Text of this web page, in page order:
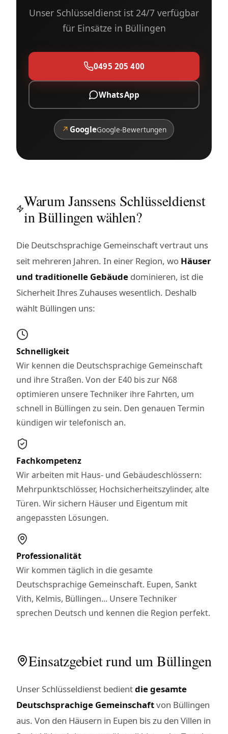
Unser Schlüsseldienst ist 24/7 verfügbar
für Einsätze in Büllingen
0495 205 400
WhatsApp
↗ GoogleGoogle-Bewertungen
Warum Janssens Schlüsseldienst
in Büllingen wählen?
Die Deutschsprachige Gemeinschaft vertraut uns
seit mehreren Jahren. In einer Region, wo Häuser
und traditionelle Gebäude dominieren, ist die
Sicherheit Ihres Zuhauses wesentlich. Deshalb
wählt Büllingen uns:
Schnelligkeit
Wir kennen die Deutschsprachige Gemeinschaft
und ihre Straßen. Von der E40 bis zur N68
optimieren unsere Techniker ihre Fahrten, um
schnell in Büllingen zu sein. Den genauen Termin
kündigen wir telefonisch an.
Fachkompetenz
Wir arbeiten mit Haus- und Gebäudeschlössern:
Mehrpunktschlösser, Hochsicherheitszylinder, alte
Türen. Wir sichern Häuser und Eigentum mit
angepassten Lösungen.
Professionalität
Wir kommen täglich in die gesamte
Deutschsprachige Gemeinschaft. Eupen, Sankt
Vith, Kelmis, Büllingen... Unsere Techniker
sprechen Deutsch und kennen die Region perfekt.
Einsatzgebiet rund um Büllingen
Unser Schlüsseldienst bedientdie gesamte
Deutschsprachige Gemeinschaftvon Büllingen
aus. Von den Häusern in Eupen bis zu den Villen in